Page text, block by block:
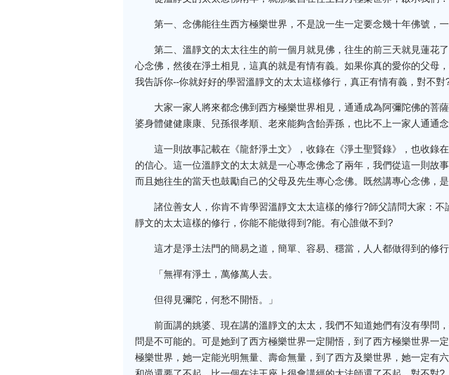
第一、念佛能往生西方極樂世界，不是說一生一定要念幾十年佛號，
第二、溫靜文的太太往生的前一個月就見佛，往生的前三天就見蓮花
心念佛，然後在淨土相見，這真的就是有情有義。如果你真的愛你的父母
我告訴你--你就好好的學習溫靜文的太太這樣修行，真正有情有義，對不對
大家一家人將來都念佛到西方極樂世界相見，通通成為阿彌陀佛的菩
婆身體健健康康、兒孫很孝順、老來能夠含飴弄孫，也比不上一家人通通
這一則故事記載在《龍舒淨土文》，收錄在《淨土聖賢錄》，也收錄
的信心。這一位溫靜文的太太就是一心專念佛念了兩年，我們從這一則故
而且她往生的當天也鼓勵自己的父母及先生專心念佛。既然講專心念佛，是
諸位善女人，你肯不肯學習溫靜文太太這樣的修行?師父請問大家：
靜文的太太這樣的修行，你能不能做得到?能。有心誰做不到?
這才是淨土法門的簡易之道，簡單、容易、穩當，人人都做得到的修
「無禪有淨土，萬修萬人去。
但得見彌陀，何愁不開悟。」
前面講的姚婆、現在講的溫靜文的太太，我們不知道她們有沒有學問
問是不可能的。可是她到了西方極樂世界一定開悟，到了西方極樂世界一
極樂世界，她一定能光明無量、壽命無量，到了西方及樂世界，她一定有